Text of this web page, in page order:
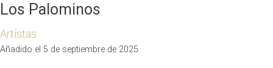
Los Palominos
Artístas
Añadido el 5 de septiembre de 2025